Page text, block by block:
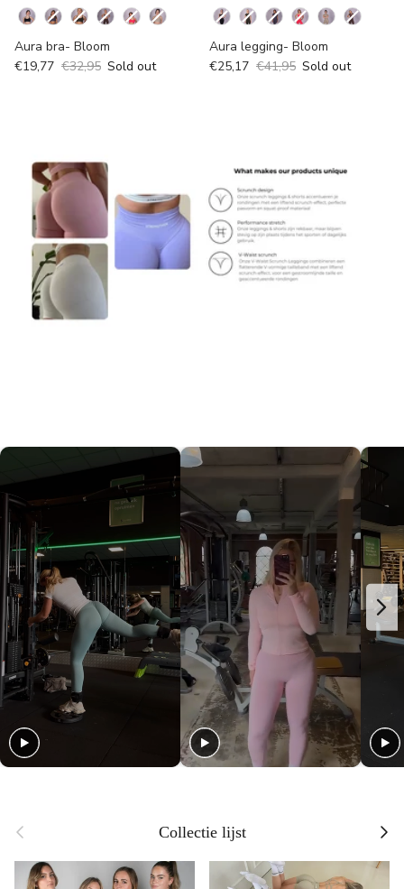
Kleur
Aura bra- Bloom
€19,77 €32,95 Sold out
Kleur
Aura legging- Bloom
€25,17 €41,95 Sold out
Previous Collectie lijst Next